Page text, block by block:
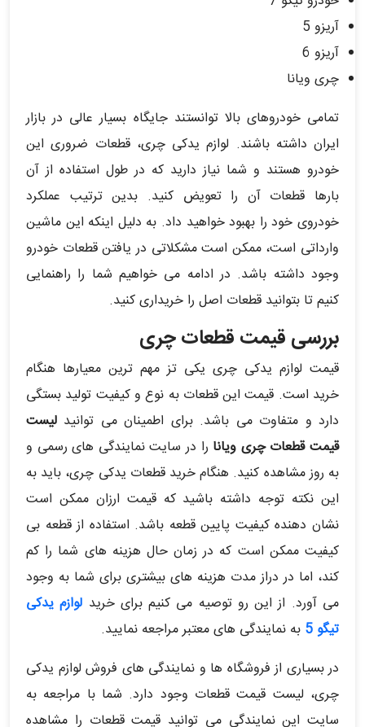
آریزو 5
آریزو 6
چری ویانا
تمامی خودروهای بالا توانستند جایگاه بسیار عالی در بازار
ایران داشته باشند. لوازم یدکی چری، قطعات ضروری این
خودرو هستند و شما نیاز دارید که در طول استفاده از آن
بارها قطعات آن را تعویض کنید. بدین ترتیب عملکرد
خودروی خود را بهبود خواهید داد. به دلیل اینکه این ماشین
وارداتی است، ممکن است مشکلاتی در یافتن قطعات خودرو
وجود داشته باشد. در ادامه می خواهیم شما را راهنمایی
کنیم تا بتوانید قطعات اصل را خریداری کنید.
بررسی قیمت قطعات چری
قیمت لوازم یدکی چری یکی تز مهم ترین معیارها هنگام
خرید است. قیمت این قطعات به نوع و کیفیت تولید بستگی
دارد و متفاوت می باشد. برای اطمینان می توانید لیست
قیمت قطعات چری ویانا را در سایت نمایندگی های رسمی و
به روز مشاهده کنید. هنگام خرید قطعات یدکی چری، باید به
این نکته توجه داشته باشید که قیمت ارزان ممکن است
نشان دهنده کیفیت پایین قطعه باشد. استفاده از قطعه بی
کیفیت ممکن است که در زمان حال هزینه های شما را کم
کند، اما در دراز مدت هزینه های بیشتری برای شما به وجود
می آورد. از این رو توصیه می کنیم برای خرید لوازم یدکی
تیگو 5
به نمایندگی های معتبر مراجعه نمایید.
در بسیاری از فروشگاه ها و نمایندگی های فروش لوازم یدکی
چری، لیست قیمت قطعات وجود دارد. شما با مراجعه به
سایت این نمایندگی می توانید قیمت قطعات را مشاهده